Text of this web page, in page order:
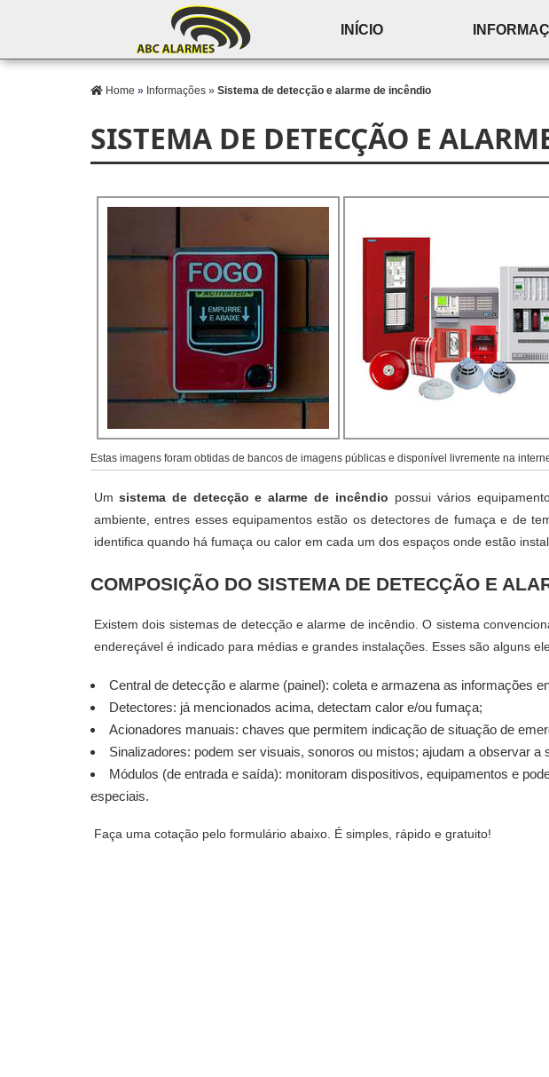
INÍCIO
Home » Informações » Sistema de detecção e alarme de incêndio
SISTEMA DE DETECÇÃO E
Estas imagens foram obtidas de bancos de imagens públicas e disponível livremente na
Um sistema de detecção e alarme de incêndio possui vários
ambiente, entres esses equipamentos estão os detectores de fumaça e de
identifica quando há fumaça ou calor em cada um dos espaços onde estão
COMPOSIÇÃO DO SISTEMA DE DETECÇÃO E
Existem dois sistemas de detecção e alarme de incêndio. O sistema
endereçável é indicado para médias e grandes instalações. Esses são alguns
Central de detecção e alarme (painel): coleta e armazena as informações
Detectores: já mencionados acima, detectam calor e/ou fumaça;
Acionadores manuais: chaves que permitem indicação de situação de
Sinalizadores: podem ser visuais, sonoros ou mistos; ajudam a observar a
Módulos (de entrada e saída): monitoram dispositivos, equipamentos e
especiais.
Faça uma cotação pelo formulário abaixo. É simples, rápido e gratuito!